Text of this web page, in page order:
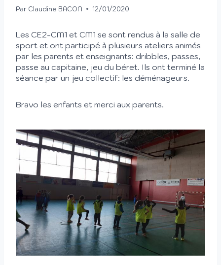
Par Claudine BACON 12/01/2020
Les CE2-CM1 et CM1 se sont rendus à la salle de
sport et ont participé à plusieurs ateliers animés
par les parents et enseignants: dribbles, passes,
passe au capitaine, jeu du béret. Ils ont terminé la
séance par un jeu collectif: les déménageurs.
Bravo les enfants et merci aux parents.